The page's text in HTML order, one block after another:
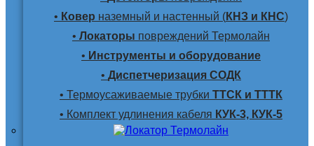
• Ковер наземный и настенный (КНЗ и КНС)
• Локаторы повреждений Термолайн
• Инструменты и оборудование
• Диспетчеризация СОДК
• Термоусаживаемые трубки ТТСК и ТТТК
• Комплект удлинения кабеля КУК-3, КУК-5